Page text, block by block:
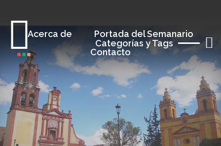
Acerca de
Portada del Semanario
Contacto
Categorías y Tags